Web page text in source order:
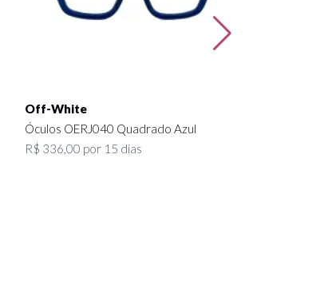
Off-White
Óculos OERJ040 Quadrado Azul
R$ 336,00 por 15 dias